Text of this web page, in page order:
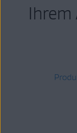
Ihrem